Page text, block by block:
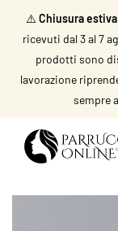
⚠️ Chiusura
ricevuti dal 3 al 7
prodotti sono
lavorazione
sempre